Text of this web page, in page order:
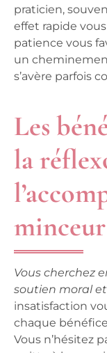
praticien,
effet rapide vous
patience vous
un
s’avère parfois
Les
la
minceur
Vous cherchez
soutien moral
insatisfaction
chaque
Vous n’hésitez